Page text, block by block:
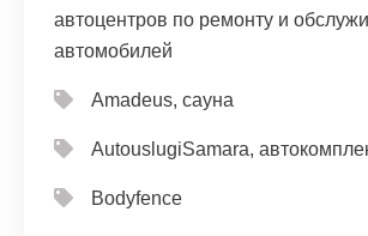
автоцентров по ремонту и
автомобилей
Amadeus, сауна
AutouslugiSamara,
Bodyfence